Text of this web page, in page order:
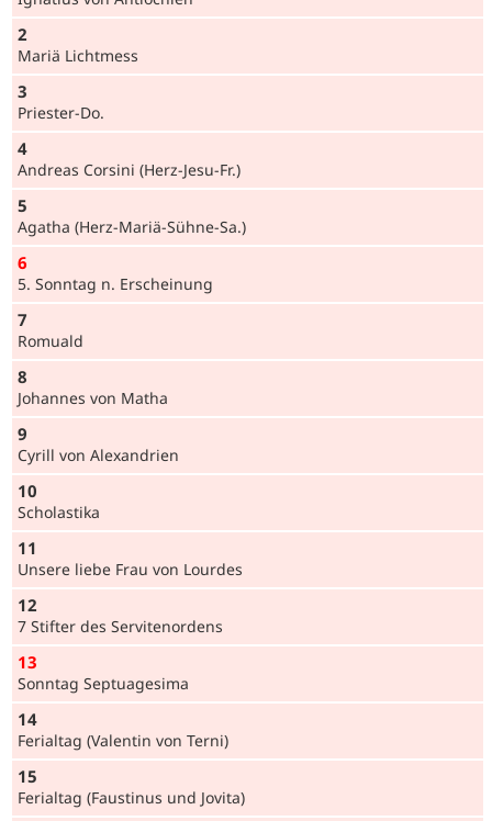
2
Mariä Lichtmess
3
Prie­ster-Do.
4
Andreas Corsini (Herz-Jesu-Fr.)
5
Agatha (Herz-Mariä-Sühne-Sa.)
6
5. Sonntag n. Erscheinung
7
Romuald
8
Johannes von Matha
9
Cyrill von Alexandrien
10
Scholastika
11
Unsere liebe Frau von Lourdes
12
7 Stifter des Serviten­ordens
13
Sonntag Septua­gesima
14
Ferialtag (Valentin von Terni)
15
Ferialtag (Faustinus und Jovita)